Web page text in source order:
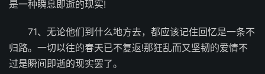
是一种瞬息即逝的现实!
71、无论他们到什么地方去，都应该记住回忆是一条不
归路。一切以往的春天已不复返!那狂乱而又坚韧的爱情不
过是瞬间即逝的现实罢了。